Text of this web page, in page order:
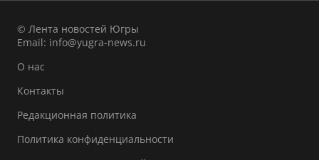
© Лента новостей Югры
Email: info@yugra-news.ru
О нас
Контакты
Редакционная политика
Политика конфиденциальности